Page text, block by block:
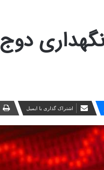
دوج
اشتراک گذاری با ایمیل